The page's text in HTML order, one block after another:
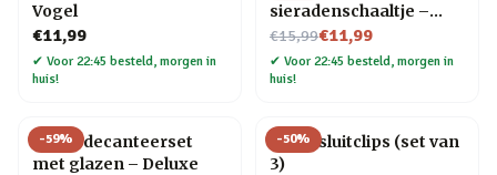
Vogel
€11,99
✔ Voor 22:45 besteld, morgen in
huis!
sieradenschaaltje –
Rood/pumps
€15,99
Nu voor€11,99
✔ Voor 22:45 besteld, morgen in
huis!
-59%
Globe decanteerset
met glazen – Deluxe
-50%
Kat afsluitclips (set van
3)